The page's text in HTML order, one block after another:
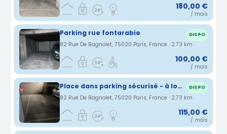
180,00 €
/ mois
Parking rue fontarabie DISPO
82 Rue De Bagnolet, 75020 Paris, France · 2.73 km
100,00 €
/ mois
Place dans parking sécurisé - à louer DISPO
82 Rue De Bagnolet, 75020 Paris, France · 2.73 km
115,00 €
/ mois